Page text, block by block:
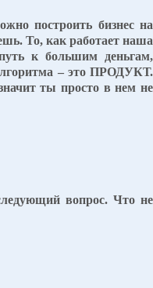
построить бизнес на
То, как работает наша
к большим деньгам,
– это ПРОДУКТ.
ты просто в нем не
вопрос. Что не